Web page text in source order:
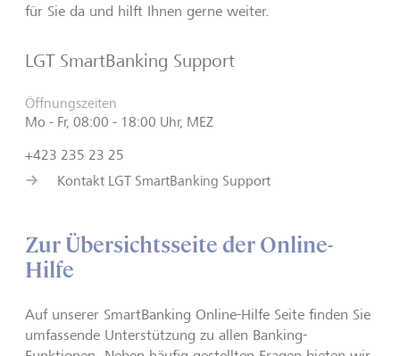
für Sie da und hilft Ihnen gerne weiter.
LGT SmartBanking Support
Öffnungszeiten
Mo - Fr, 08:00 - 18:00 Uhr, MEZ
+423 235 23 25
Kontakt LGT SmartBanking Support
Zur Übersichtsseite der Online-
Hilfe
Auf unserer SmartBanking Online-Hilfe Seite finden Sie
umfassende Unterstützung zu allen Banking-